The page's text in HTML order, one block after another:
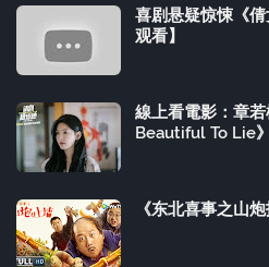
喜剧悬疑惊悚《
观看】
線上看電影：章
Beautiful To Lie》
《东北喜事之山